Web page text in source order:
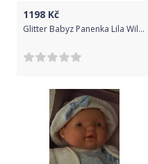
1198 Kč
Glitter Babyz Panenka Lila Wildbloom